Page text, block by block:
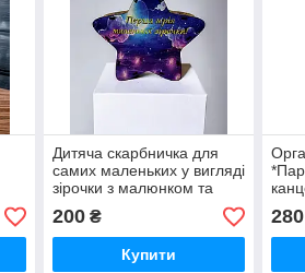
Дитяча скарбничка для
самих маленьких у вигляді
зірочки з малюнком та
написом
200₴
Купити
280